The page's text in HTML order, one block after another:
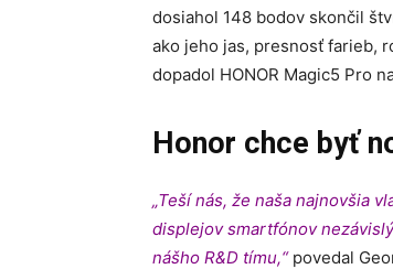
dosiahol 148 bodov skončil
ako jeho jas, presnosť farieb,
dopadol HONOR Magic5 Pro
Honor chce byť
„Teší nás, že naša najnovšia
displejov smartfónov
nášho R&D tímu,“povedal